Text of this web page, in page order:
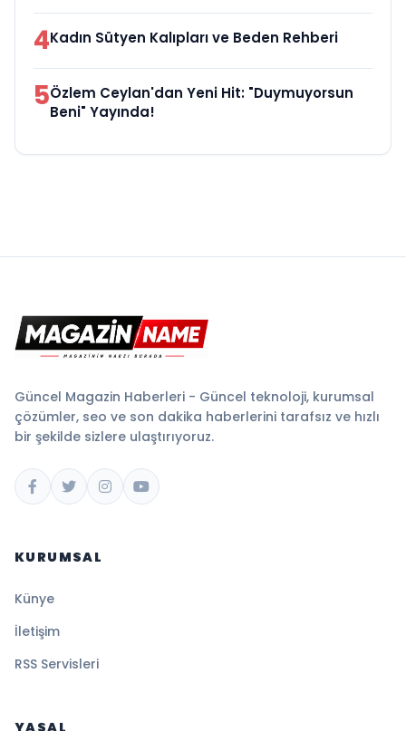
4Kadın Sütyen Kalıpları ve Beden Rehberi
5Özlem Ceylan'dan Yeni Hit: "Duymuyorsun
Beni" Yayında!
Güncel Magazin Haberleri - Güncel teknoloji, kurumsal
çözümler, seo ve son dakika haberlerini tarafsız ve hızlı
bir şekilde sizlere ulaştırıyoruz.
KURUMSAL
Künye
İletişim
RSS Servisleri